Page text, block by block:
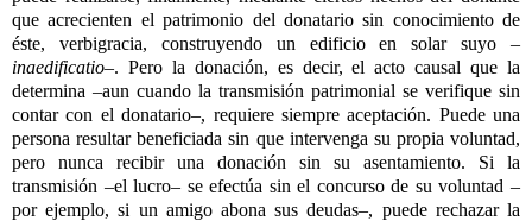
que acrecienten el patrimonio del donatario sin conocimiento de
éste, verbigracia, construyendo un edificio en solar suyo –
inaedificatio–. Pero la donación, es decir, el acto causal que la
determina –aun cuando la transmisión patrimonial se verifique sin
contar con el donatario–, requiere siempre aceptación. Puede una
persona resultar beneficiada sin que intervenga su propia voluntad,
pero nunca recibir una donación sin su asentamiento. Si la
transmisión –el lucro– se efectúa sin el concurso de su voluntad –
por ejemplo, si un amigo abona sus deudas–, puede rechazar la